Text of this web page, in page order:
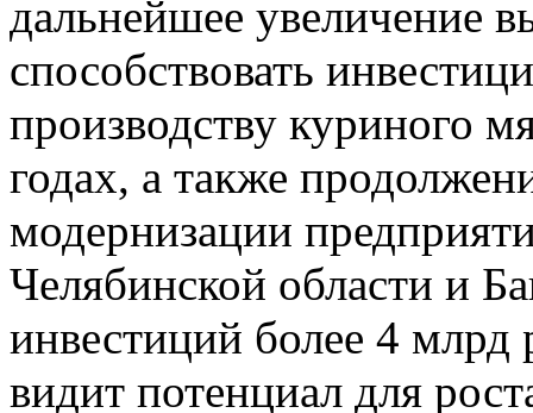
дальнейшее увеличение
способствовать
производству куриного
годах, а также
модернизации
Челябинской области и
инвестиций более 4
видит потенциал для